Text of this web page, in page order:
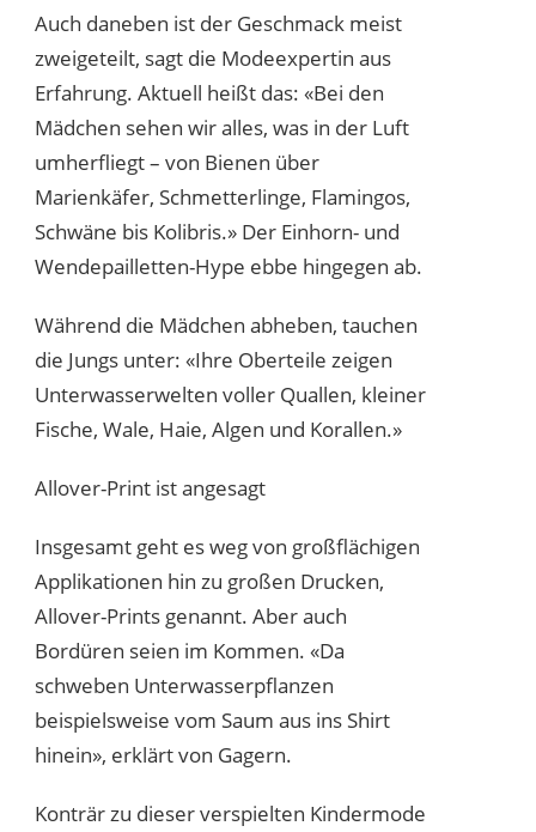
Auch daneben ist der Geschmack meist
zweigeteilt, sagt die Modeexpertin aus
Erfahrung. Aktuell heißt das: «Bei den
Mädchen sehen wir alles, was in der Luft
umherfliegt – von Bienen über
Marienkäfer, Schmetterlinge, Flamingos,
Schwäne bis Kolibris.» Der Einhorn- und
Wendepailletten-Hype ebbe hingegen ab.
Während die Mädchen abheben, tauchen
die Jungs unter: «Ihre Oberteile zeigen
Unterwasserwelten voller Quallen, kleiner
Fische, Wale, Haie, Algen und Korallen.»
Allover-Print ist angesagt
Insgesamt geht es weg von großflächigen
Applikationen hin zu großen Drucken,
Allover-Prints genannt. Aber auch
Bordüren seien im Kommen. «Da
schweben Unterwasserpflanzen
beispielsweise vom Saum aus ins Shirt
hinein», erklärt von Gagern.
Konträr zu dieser verspielten Kindermode